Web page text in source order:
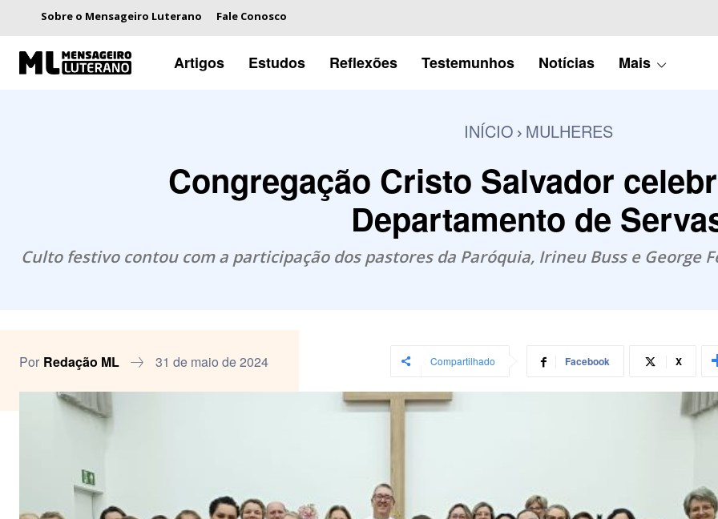
Sobre o Mensageiro Luterano Fale Conosco
Artigos Estudos Reflexões Testemunhos Notícias Mais
INÍCIO MULHERES
Congregação Cristo Salvador
Departamento de
Culto festivo contou com a participação dos pastores da Paróquia, Irineu Buss e George
Por Redação ML 31 de maio de 2024 Compartilhado Facebook X